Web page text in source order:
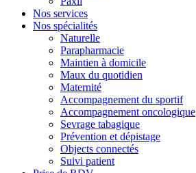
Nos services
Nos spécialités
Naturelle
Parapharmacie
Maintien à domicile
Maux du quotidien
Maternité
Accompagnement du sportif
Accompagnement oncologique
Sevrage tabagique
Prévention et dépistage
Objects connectés
Suivi patient